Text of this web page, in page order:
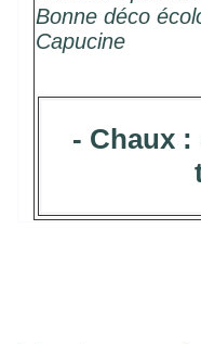
Bonne déco
Capucine
- Chaux